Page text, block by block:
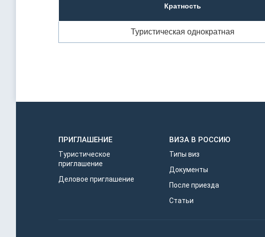
Кратность
Туристическая однократная
ПРИГЛАШЕНИЕ
Туристическое
приглашение
Деловое приглашение
ВИЗА В РОССИЮ
Типы виз
Документы
После приезда
Статьи